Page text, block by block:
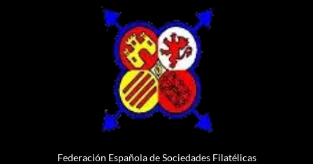
Federación Española de Sociedades Filatélicas